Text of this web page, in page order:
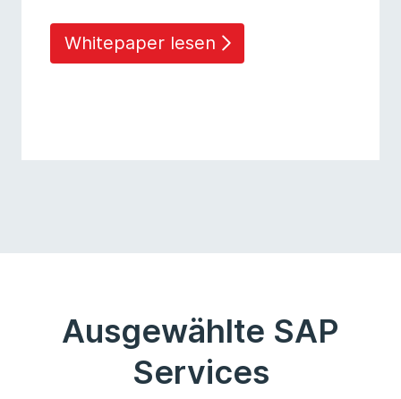
Whitepaper lesen
Ausgewählte SAP
Services